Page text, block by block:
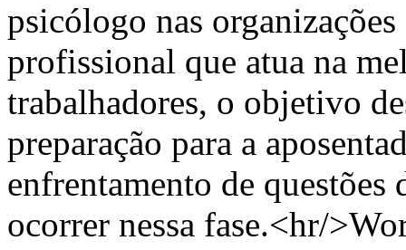
psicólogo nas
profissional que atua na
trabalhadores, o objetivo
preparação para a
enfrentamento de questões
ocorrer nessa fase.<hr/